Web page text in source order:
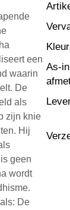
As-
een
waarin
De
als
zijn knie
Hij
geen
wordt
De